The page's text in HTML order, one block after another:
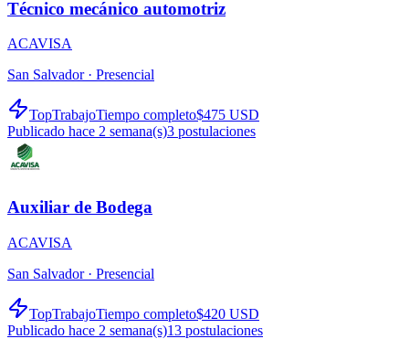
Técnico mecánico automotriz
ACAVISA
San Salvador · Presencial
TopTrabajoTiempo completo$475 USD
Publicado hace 2 semana(s)3 postulaciones
Auxiliar de Bodega
ACAVISA
San Salvador · Presencial
TopTrabajoTiempo completo$420 USD
Publicado hace 2 semana(s)13 postulaciones